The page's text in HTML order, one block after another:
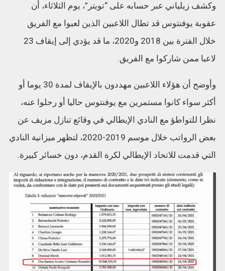
وكشف زيلياني عبر حسابه على “تويتر”، يوم الثلاثاء، أن
عقوبة يوفنتوس قد تطال اللاعبين الذين لعبوا مع الفريق
خلال الفترة بين 2018 و2020، ما قد يؤدي إلى إيقاف 23
لاعبا ممن شاركوا مع الفريق.
وأوضح أن هؤلاء اللاعبين مهددون بالإيقاف لمدة 30 يوما أو
أكثر سواء كانوا مستمرين مع يوفنتوس حاليا أو رحلوا عنه،
نظرا للتواطؤ مع النادي الإيطالي في وقائع تنازل مزيف عن
بعض الرواتب خلال موسم 2019-2020، لتظهر ميزانية النادي
التي قدمت للاتحاد الإيطالي لكرة القدم، دون خسائر كبيرة.